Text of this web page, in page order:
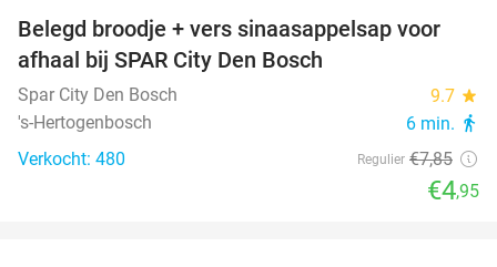
37%
Belegd broodje + vers sinaasappelsap voor
afhaal bij SPAR City Den Bosch
Spar City Den Bosch 9.7 star
's-Hertogenbosch 6 min. directions_walk
Verkocht: 480 Regulier €7,85
€4,95